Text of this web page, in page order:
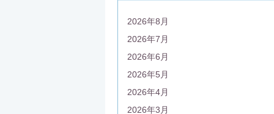
2026年8月
2026年7月
2026年6月
2026年5月
2026年4月
2026年3月